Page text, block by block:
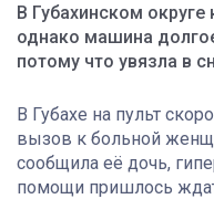
В Губахинском
однако машина
потому что увязла в
В Губахе на пульт
вызов к больной
сообщила её дочь,
помощи пришлось